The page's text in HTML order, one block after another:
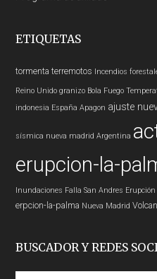
ETIQUETAS
tormenta terremotos Incendios
Reino Unido granizo Bola Fuego
indonesia España Apagon ajuste
sísmica nueva madrid Argentina
erupcion-la-
Inundaciones Falla San Andres Erupción
erpcion-la-palma Nueva Madrid Volcan
BUSCADOR Y REDES